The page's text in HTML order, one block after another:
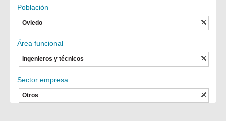
Población
Oviedo
Área funcional
Ingenieros y técnicos
Sector empresa
Otros